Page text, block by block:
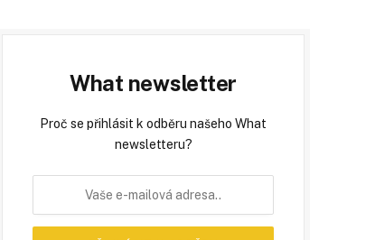
What newsletter
Proč se přihlásit k odběru našeho What
newsletteru?